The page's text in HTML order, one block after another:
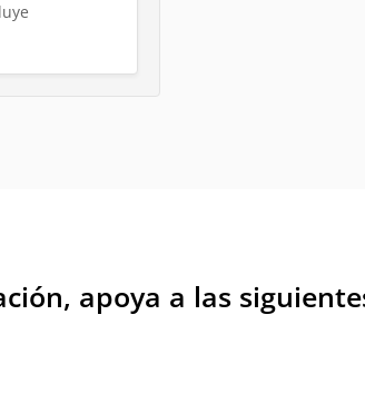
apoya a las